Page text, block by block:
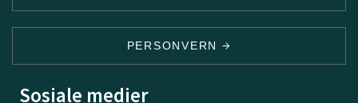
PERSONVERN
Sosiale medier